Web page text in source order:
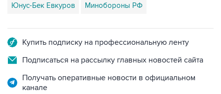
Юнус-Бек Евкуров Минобороны РФ
Купить подписку на профессиональную ленту
Подписаться на рассылку главных новостей сайта
Получать оперативные новости в официальном
канале